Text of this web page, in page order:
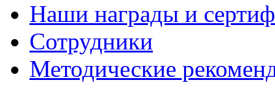
Наши награды и
Сотрудники
Методические